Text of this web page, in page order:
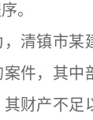
。
清镇市某
件，其中
财产不足